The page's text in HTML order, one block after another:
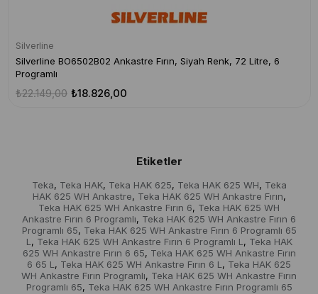
Silverline
Silverline BO6502B02 Ankastre Fırın, Siyah Renk, 72 Litre, 6
Programlı
₺18.826,00
₺22.149,00
Etiketler
Teka, Teka HAK, Teka HAK 625, Teka HAK 625 WH, Teka
HAK 625 WH Ankastre, Teka HAK 625 WH Ankastre Fırın,
Teka HAK 625 WH Ankastre Fırın 6, Teka HAK 625 WH
Ankastre Fırın 6 Programlı, Teka HAK 625 WH Ankastre Fırın 6
Programlı 65, Teka HAK 625 WH Ankastre Fırın 6 Programlı 65
L, Teka HAK 625 WH Ankastre Fırın 6 Programlı L, Teka HAK
625 WH Ankastre Fırın 6 65, Teka HAK 625 WH Ankastre Fırın
6 65 L, Teka HAK 625 WH Ankastre Fırın 6 L, Teka HAK 625
WH Ankastre Fırın Programlı, Teka HAK 625 WH Ankastre Fırın
Programlı 65, Teka HAK 625 WH Ankastre Fırın Programlı 65